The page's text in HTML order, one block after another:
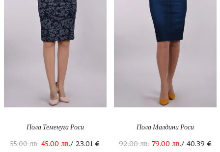
Пола Теменуга Роси
55.00лв. 45.00 лв./ 23.01 €
Пола Малдини Роси
92.00лв. 79.00 лв./ 40.39 €